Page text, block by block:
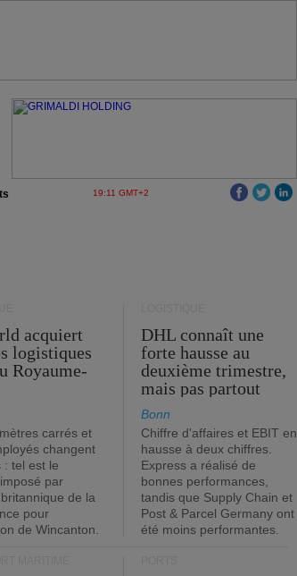
19:11 GMT+2
acquiert
logistiques
Royaume-
carrés et
changent
: tel est le
par
britannique de la
pour
de Wincanton.
DHL connaît une
forte hausse au
deuxième trimestre,
mais pas partout
Bonn
Chiffre d'affaires et EBIT en
hausse à deux chiffres.
Express a réalisé de
bonnes performances,
tandis que Supply Chain et
Post & Parcel Germany ont
été moins performantes.